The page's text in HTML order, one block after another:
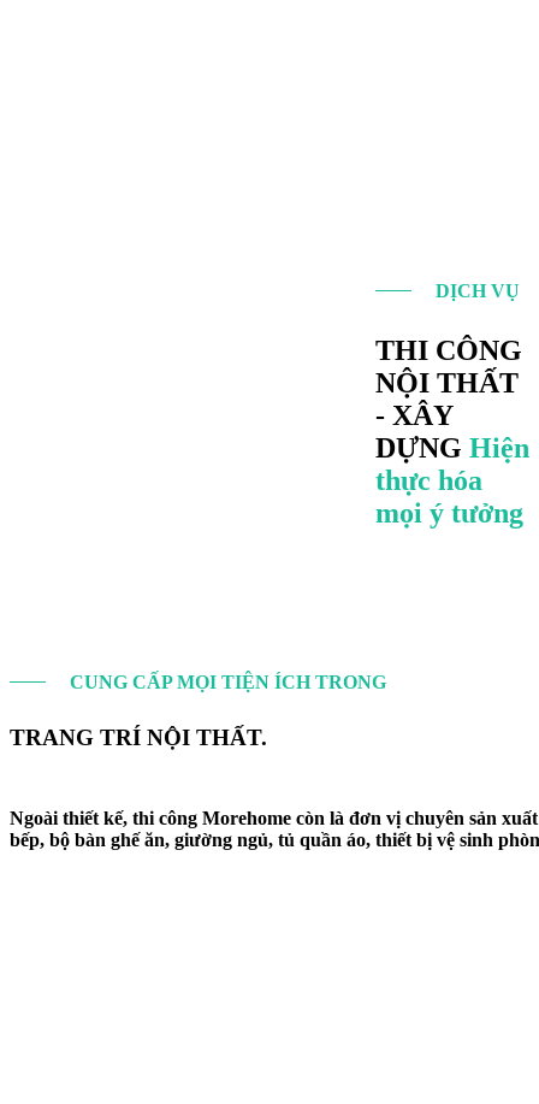
DỊCH VỤ
THI CÔNG
NỘI THẤT
- XÂY
DỰNG Hiện
thực hóa
mọi ý tưởng
CUNG CẤP MỌI TIỆN ÍCH TRONG
TRANG TRÍ NỘI THẤT.
Ngoài thiết kế, thi công Morehome còn là đơn vị chuyên sản
bếp, bộ bàn ghế ăn, giường ngủ, tủ quần áo, thiết bị vệ sinh